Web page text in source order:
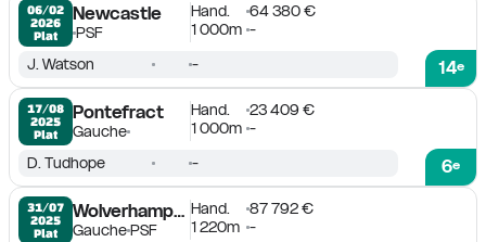
06/02
2026
Plat
Newcastle
PSF
Hand.
64 380 €
1 000m -
14e
J. Watson -
17/08
2025
Plat
Pontefract
Gauche
Hand.
23 409 €
1 000m -
6e
D. Tudhope -
31/07
2025
Plat
Wolverhampton
GauchePSF
Hand.
87 792 €
1 220m -